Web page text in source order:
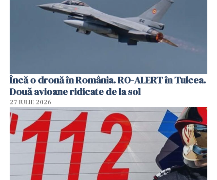
Încă o dronă în România. RO-ALERT în Tulcea.
Două avioane ridicate de la sol
27 IULIE 2026